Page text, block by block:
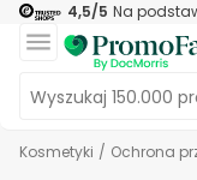
4,5/5 Na
Kosmetyki / Ochrona